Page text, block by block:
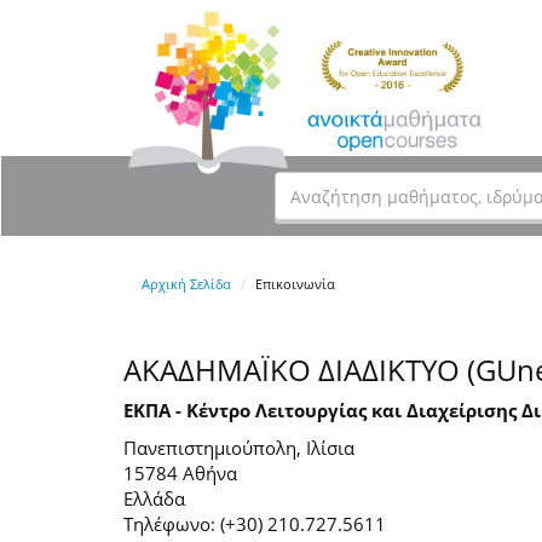
Αρχική Σελίδα Επικοινωνία
ΑΚΑΔΗΜΑΪΚΟ ΔΙΑΔΙΚΤΥΟ
ΕΚΠΑ - Κέντρο Λειτουργίας και Διαχείρισης
Πανεπιστημιούπολη, Ιλίσια
15784 Αθήνα
Ελλάδα
Τηλέφωνο: (+30) 210.727.5611